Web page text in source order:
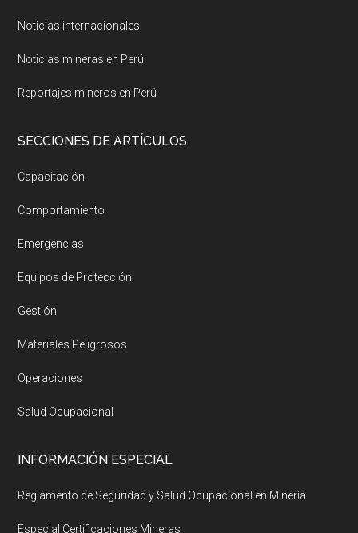
Noticias internacionales
Noticias mineras en Perú
Reportajes mineros en Perú
SECCIONES DE ARTÍCULOS
Capacitación
Comportamiento
Emergencias
Equipos de Protección
Gestión
Materiales Peligrosos
Operaciones
Salud Ocupacional
INFORMACIÓN ESPECIAL
Reglamento de Seguridad y Salud Ocupacional en Minería
Especial Certificaciones Mineras